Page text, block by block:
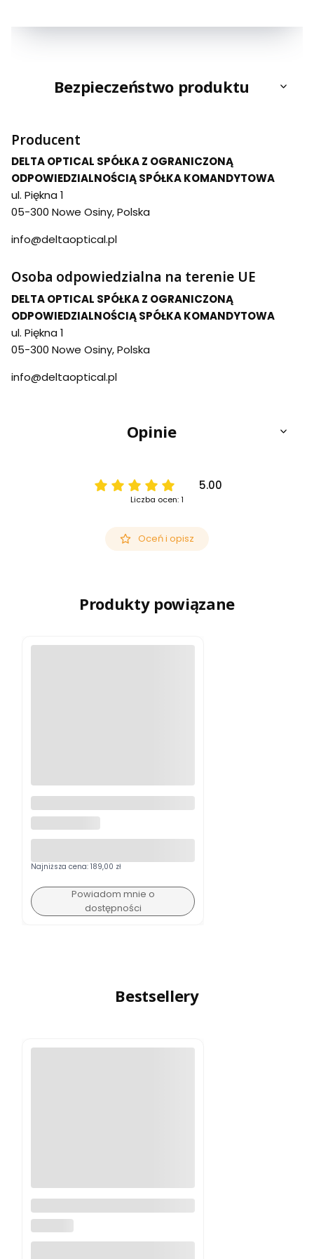
Bezpieczeństwo produktu
Producent
DELTA OPTICAL SPÓŁKA Z OGRANICZONĄ
ODPOWIEDZIALNOŚCIĄ SPÓŁKA KOMANDYTOWA
ul. Piękna 1
05-300 Nowe Osiny, Polska
info@deltaoptical.pl
Osoba odpowiedzialna na terenie UE
DELTA OPTICAL SPÓŁKA Z OGRANICZONĄ
ODPOWIEDZIALNOŚCIĄ SPÓŁKA KOMANDYTOWA
ul. Piękna 1
05-300 Nowe Osiny, Polska
info@deltaoptical.pl
Opinie
5.00
Liczba ocen: 1
Oceń i opisz
Produkty powiązane
Vortex Poziomiczka 30 mm
Najniższa cena: 189,00 zł
Powiadom mnie o
dostępności
Bestsellery
Logitech MX Master 4
Grafitowy PROMOCJA